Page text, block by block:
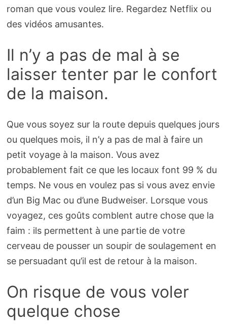
roman que vous voulez lire. Regardez Netflix ou
des vidéos amusantes.
Il n’y a pas de mal à se
laisser tenter par le confort
de la maison.
Que vous soyez sur la route depuis quelques jours
ou quelques mois, il n’y a pas de mal à faire un
petit voyage à la maison. Vous avez
probablement fait ce que les locaux font 99 % du
temps. Ne vous en voulez pas si vous avez envie
d’un Big Mac ou d’une Budweiser. Lorsque vous
voyagez, ces goûts comblent autre chose que la
faim : ils permettent à une partie de votre
cerveau de pousser un soupir de soulagement en
se persuadant qu’il est de retour à la maison.
On risque de vous voler
quelque chose